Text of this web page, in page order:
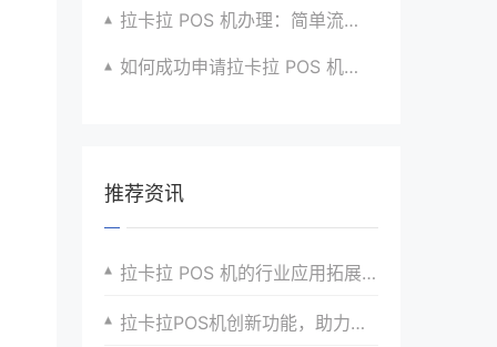
拉卡拉 POS 机办理：简单流程，高效服务超贴心
如何成功申请拉卡拉 POS 机？流程解析超透彻
推荐资讯
拉卡拉 POS 机的行业应用拓展与价值提升
拉卡拉POS机创新功能，助力商家提升经营效率